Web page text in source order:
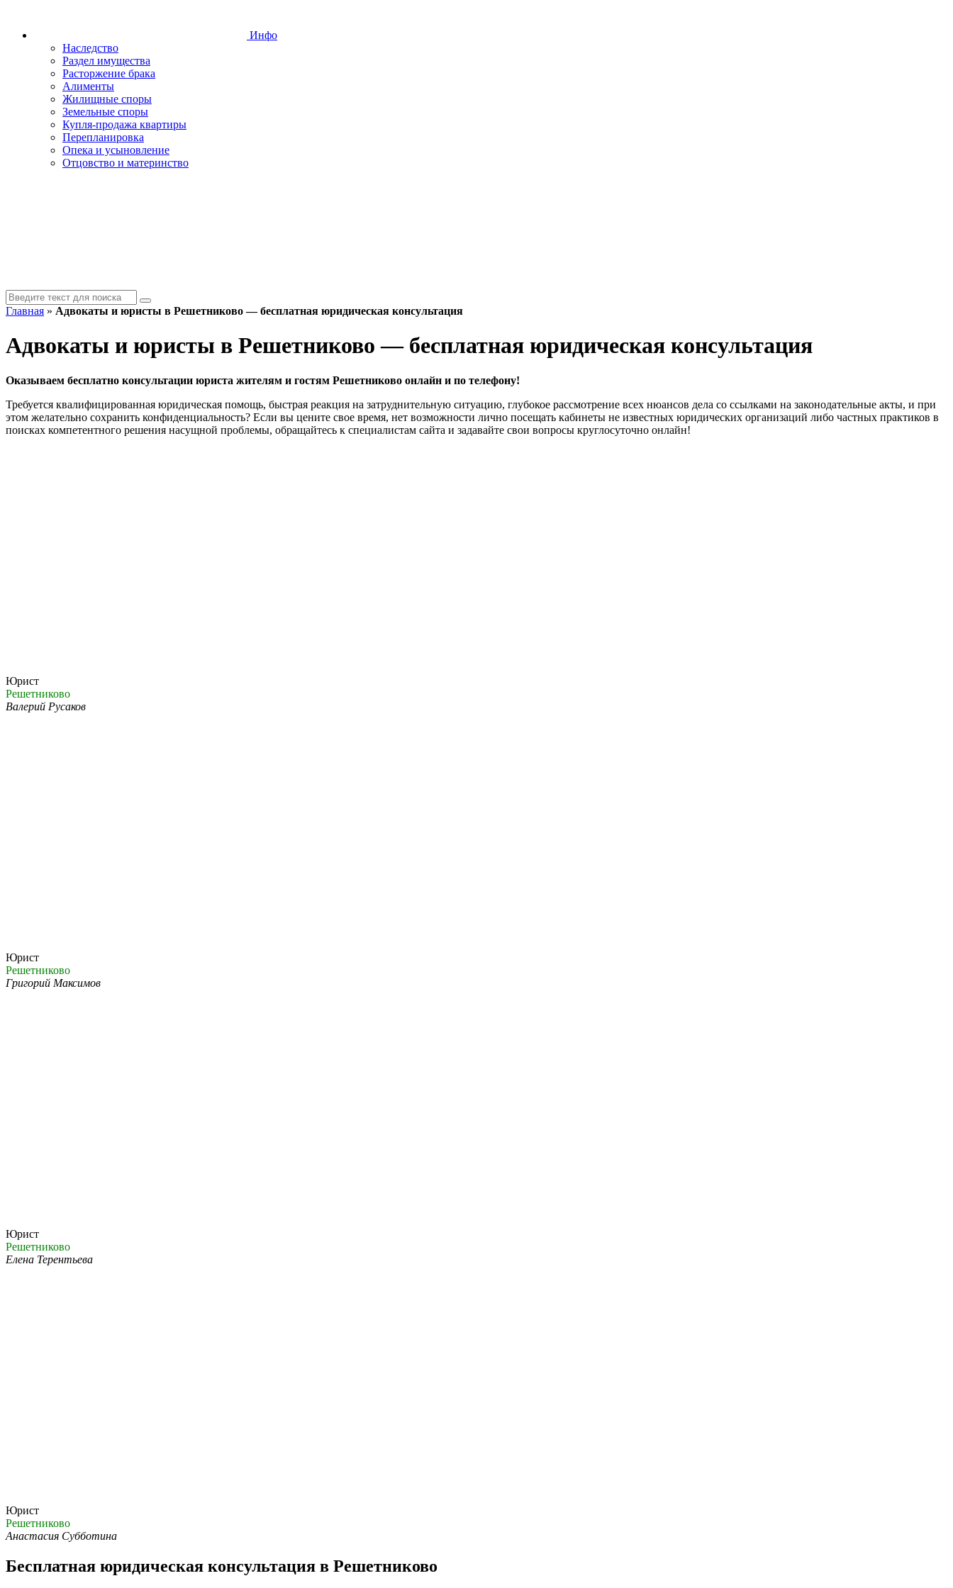
Инфо
Наследство
Раздел имущества
Расторжение брака
Алименты
Жилищные споры
Земельные споры
Купля-продажа квартиры
Перепланировка
Опека и усыновление
Отцовство и материнство
Главная » Адвокаты и юристы в Решетниково — бесплатная юридическая консультация
Адвокаты и юристы в Решетниково — бесплатная юридическая консультация
Оказываем бесплатно консультации юриста жителям и гостям Решетниково онлайн и по телефону!
Требуется квалифицированная юридическая помощь, быстрая реакция на затруднительную ситуацию, глубокое рассмотрение всех нюансов дела со ссылками на законодательные акты, и при
этом желательно сохранить конфиденциальность? Если вы цените свое время, нет возможности лично посещать кабинеты не известных юридических организаций либо частных практиков в
поисках компетентного решения насущной проблемы, обращайтесь к специалистам сайта и задавайте свои вопросы круглосуточно онлайн!
Юрист
Решетниково
Валерий Русаков
Юрист
Решетниково
Григорий Максимов
Юрист
Решетниково
Елена Терентьева
Юрист
Решетниково
Анастасия Субботина
Бесплатная юридическая консультация в Решетниково